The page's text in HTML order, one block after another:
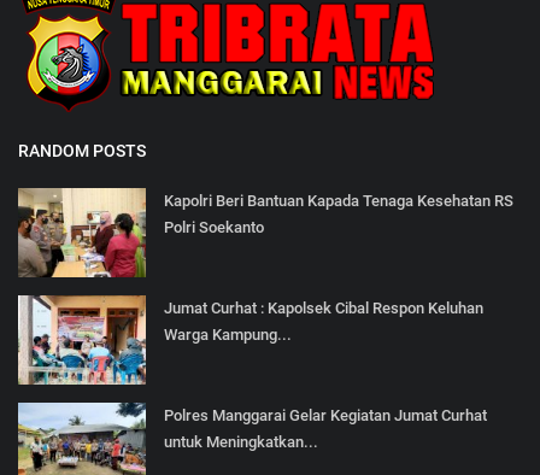
RANDOM POSTS
Kapolri Beri Bantuan Kapada Tenaga Kesehatan RS
Polri Soekanto
Jumat Curhat : Kapolsek Cibal Respon Keluhan
Warga Kampung...
Polres Manggarai Gelar Kegiatan Jumat Curhat
untuk Meningkatkan...